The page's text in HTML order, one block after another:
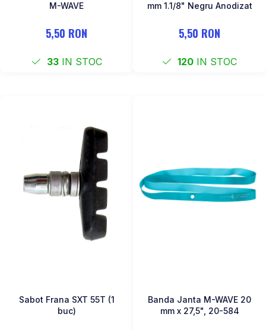
M-WAVE
5,50 RON
33IN STOC
mm 1.1/8" Negru Anodizat
5,50 RON
120 IN STOC
Sabot Frana SXT 55T (1
buc)
Banda Janta M-WAVE 20
mm x 27,5", 20-584